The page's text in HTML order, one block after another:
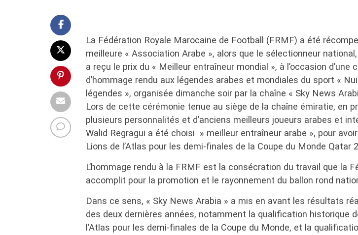
La Fédération Royale Marocaine de Football (FRMF) a été
meilleure « Association Arabe », alors que le sélectionneur national,
a reçu le prix du « Meilleur entraîneur mondial », à l’occasion d’une
d’hommage rendu aux légendes arabes et mondiales du sport «
légendes », organisée dimanche soir par la chaîne « Sky News
Lors de cette cérémonie tenue au siège de la chaîne émiratie, en
plusieurs personnalités et d’anciens meilleurs joueurs arabes et
Walid Regragui a été choisi » meilleur entraîneur arabe », pour
Lions de l’Atlas pour les demi-finales de la Coupe du Monde Qatar
L’hommage rendu à la FRMF est la consécration du travail que la
accomplit pour la promotion et le rayonnement du ballon rond
Dans ce sens, « Sky News Arabia » a mis en avant les résultats
des deux dernières années, notamment la qualification historique
l’Atlas pour les demi-finales de la Coupe du Monde, et la